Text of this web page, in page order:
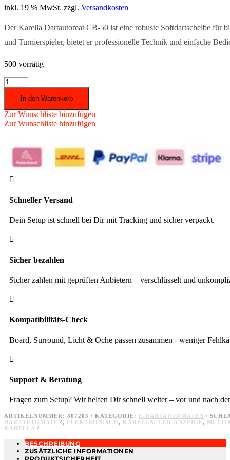
139,95 €119,95 €.
inkl. 19 % MwSt. zzgl. Versandkosten
Der Karella Dartautomat CB-50 ist eine robuste Softdartscheibe für
und Turnierspieler, bietet er professionelle Technik und einfache
500 vorrätig
Karella
-
Dartautomat
CB-
50
Menge
In den Warenkorb
Zur Wunschliste hinzufügen
Zur Wunschliste hinzufügen

Schneller Versand
Dein Setup ist schnell bei Dir mit Tracking und sicher verpackt.

Sicher bezahlen
Sicher zahlen mit geprüften Anbietern – verschlüsselt und

Kompatibilitäts-Check
Board, Surround, Licht & Oche passen zusammen - weniger

Support & Beratung
Fragen zum Setup? Wir helfen Dir schnell weiter – vor und nach
ARTIKELNUMMER: 807203 KATEGORIE: E-DARTAUTOMATEN
DARTAUTOMATEN, ELEKTRONISCH, KARELLA, LED-ANZEIGE,
KARELLA
BESCHREIBUNG
ZUSÄTZLICHE INFORMATIONEN